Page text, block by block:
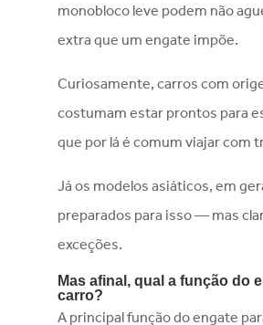
monobloco leve podem não
extra que um engate impõe.
Curiosamente, carros com
costumam estar prontos para
que por lá é comum viajar com
Já os modelos asiáticos, em
preparados para isso — mas
exceções.
Mas afinal, qual a função do
carro?
A principal função do engate